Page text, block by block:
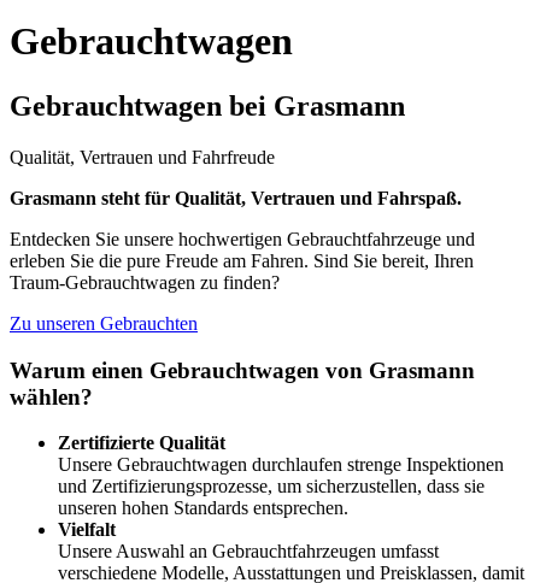
Gebrauchtwagen
Gebrauchtwagen bei Grasmann
Qualität, Vertrauen und Fahrfreude
Grasmann steht für Qualität, Vertrauen und Fahrspaß.
Entdecken Sie unsere hochwertigen Gebrauchtfahrzeuge und
erleben Sie die pure Freude am Fahren. Sind Sie bereit, Ihren
Traum-Gebrauchtwagen zu finden?
Zu unseren Gebrauchten
Warum einen Gebrauchtwagen von Grasmann
wählen?
Zertifizierte Qualität
Unsere Gebrauchtwagen durchlaufen strenge Inspektionen
und Zertifizierungsprozesse, um sicherzustellen, dass sie
unseren hohen Standards entsprechen.
Vielfalt
Unsere Auswahl an Gebrauchtfahrzeugen umfasst
verschiedene Modelle, Ausstattungen und Preisklassen, damit